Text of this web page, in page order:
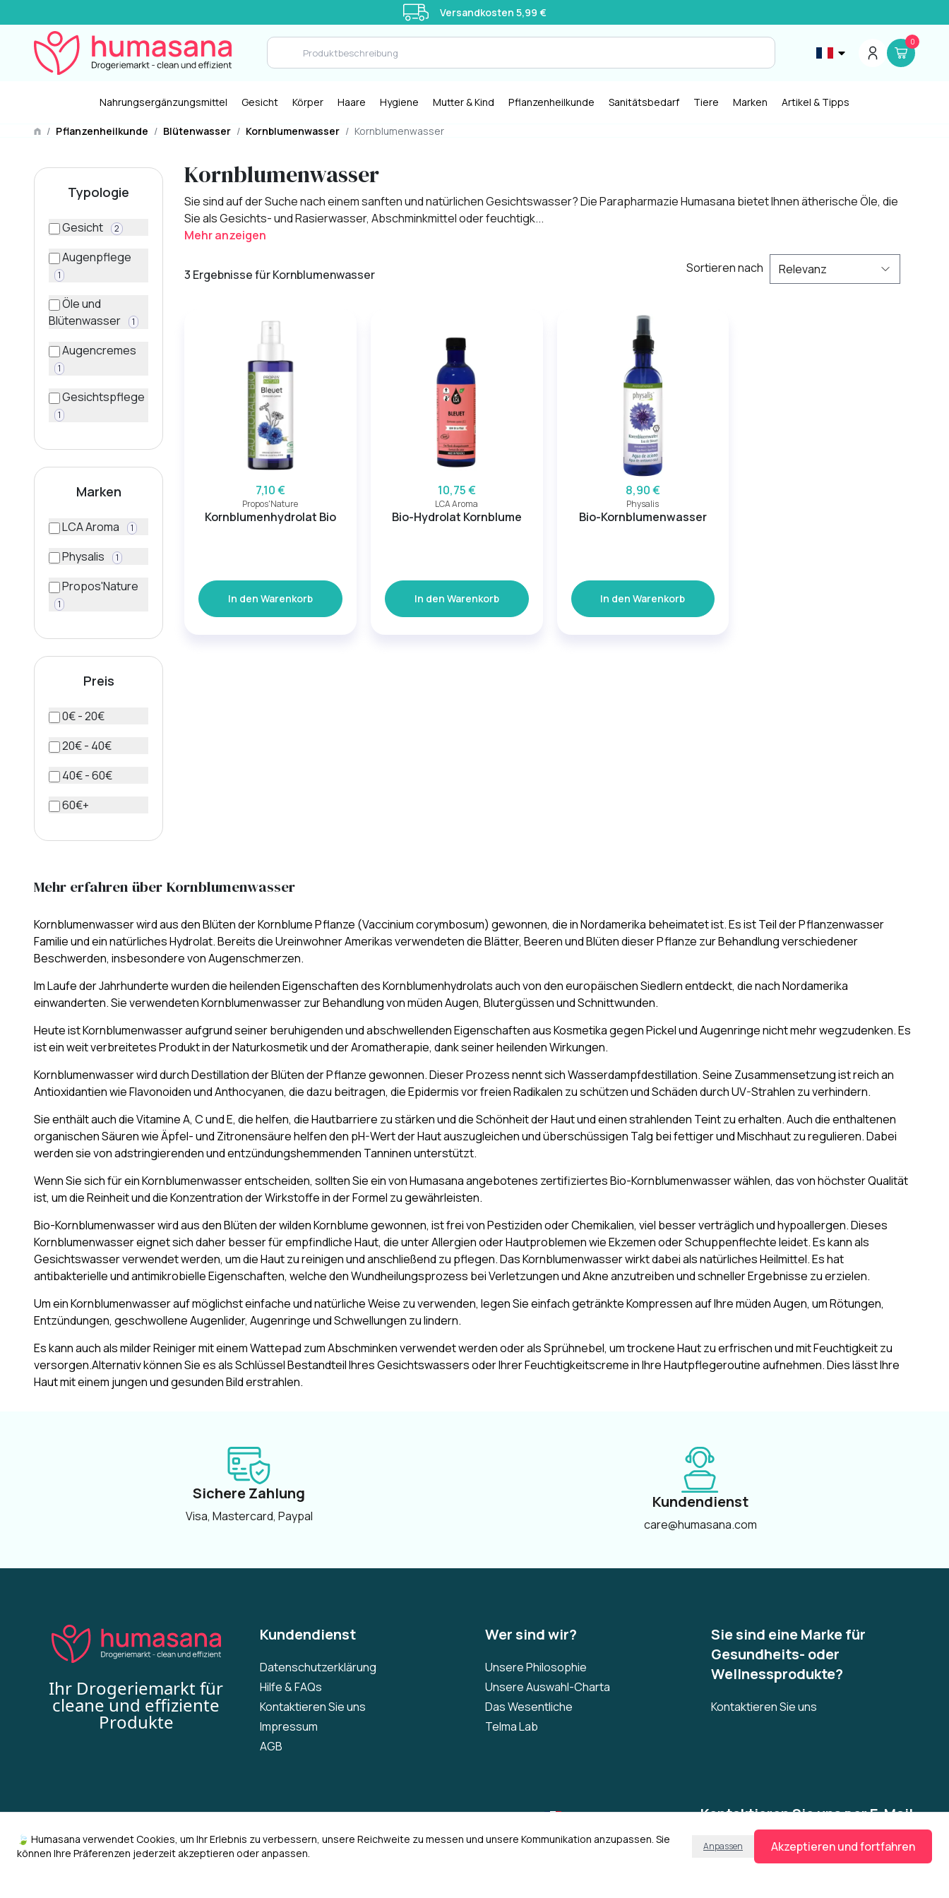
Versandkosten 5,99 €
0
Nahrungsergänzungsmittel Gesicht Körper Haare Hygiene Mutter & Kind Pflanzenheilkunde Sanitätsbedarf Tiere Marken Artikel & Tipps
/ Pflanzenheilkunde / Blütenwasser / Kornblumenwasser / Kornblumenwasser
Typologie
Gesicht 2
Augenpflege
1
Öle und
Blütenwasser
1
Augencremes
1
Gesichtspflege
1
Marken
LCA Aroma 1
Physalis 1
Propos'Nature
1
Preis
0€ - 20€
20€ - 40€
40€ - 60€
60€+
Kornblumenwasser
Sie sind auf der Suche nach einem sanften und natürlichen Gesichtswasser? Die Parapharmazie Humasana bietet Ihnen ätherische Öle, die
Sie als Gesichts- und Rasierwasser, Abschminkmittel oder feuchtigk...
Mehr anzeigen
3 Ergebnisse für Kornblumenwasser Sortieren nach
7,10 €
Propos'Nature
Kornblumenhydrolat Bio
In den Warenkorb
10,75 €
LCA Aroma
Bio-Hydrolat Kornblume
In den Warenkorb
8,90 €
Physalis
Bio-Kornblumenwasser
In den Warenkorb
Mehr erfahren über Kornblumenwasser
Kornblumenwasser wird aus den Blüten der Kornblume Pflanze (Vaccinium corymbosum) gewonnen, die in Nordamerika beheimatet ist. Es ist Teil der Pflanzenwasser
Familie und ein natürliches Hydrolat. Bereits die Ureinwohner Amerikas verwendeten die Blätter, Beeren und Blüten dieser Pflanze zur Behandlung verschiedener
Beschwerden, insbesondere von Augenschmerzen.
Im Laufe der Jahrhunderte wurden die heilenden Eigenschaften des Kornblumenhydrolats auch von den europäischen Siedlern entdeckt, die nach Nordamerika
einwanderten. Sie verwendeten Kornblumenwasser zur Behandlung von müden Augen, Blutergüssen und Schnittwunden.
Heute ist Kornblumenwasser aufgrund seiner beruhigenden und abschwellenden Eigenschaften aus Kosmetika gegen Pickel und Augenringe nicht mehr wegzudenken. Es
ist ein weit verbreitetes Produkt in der Naturkosmetik und der Aromatherapie, dank seiner heilenden Wirkungen.
Kornblumenwasser wird durch Destillation der Blüten der Pflanze gewonnen. Dieser Prozess nennt sich Wasserdampfdestillation. Seine Zusammensetzung ist reich an
Antioxidantien wie Flavonoiden und Anthocyanen, die dazu beitragen, die Epidermis vor freien Radikalen zu schützen und Schäden durch UV-Strahlen zu verhindern.
Sie enthält auch die Vitamine A, C und E, die helfen, die Hautbarriere zu stärken und die Schönheit der Haut und einen strahlenden Teint zu erhalten. Auch die enthaltenen
organischen Säuren wie Äpfel- und Zitronensäure helfen den pH-Wert der Haut auszugleichen und überschüssigen Talg bei fettiger und Mischhaut zu regulieren. Dabei
werden sie von adstringierenden und entzündungshemmenden Tanninen unterstützt.
Wenn Sie sich für ein Kornblumenwasser entscheiden, sollten Sie ein von Humasana angebotenes zertifiziertes Bio-Kornblumenwasser wählen, das von höchster Qualität
ist, um die Reinheit und die Konzentration der Wirkstoffe in der Formel zu gewährleisten.
Bio-Kornblumenwasser wird aus den Blüten der wilden Kornblume gewonnen, ist frei von Pestiziden oder Chemikalien, viel besser verträglich und hypoallergen. Dieses
Kornblumenwasser eignet sich daher besser für empfindliche Haut, die unter Allergien oder Hautproblemen wie Ekzemen oder Schuppenflechte leidet. Es kann als
Gesichtswasser verwendet werden, um die Haut zu reinigen und anschließend zu pflegen. Das Kornblumenwasser wirkt dabei als natürliches Heilmittel. Es hat
antibakterielle und antimikrobielle Eigenschaften, welche den Wundheilungsprozess bei Verletzungen und Akne anzutreiben und schneller Ergebnisse zu erzielen.
Um ein Kornblumenwasser auf möglichst einfache und natürliche Weise zu verwenden, legen Sie einfach getränkte Kompressen auf Ihre müden Augen, um Rötungen,
Entzündungen, geschwollene Augenlider, Augenringe und Schwellungen zu lindern.
Es kann auch als milder Reiniger mit einem Wattepad zum Abschminken verwendet werden oder als Sprühnebel, um trockene Haut zu erfrischen und mit Feuchtigkeit zu
versorgen.Alternativ können Sie es als Schlüssel Bestandteil Ihres Gesichtswassers oder Ihrer Feuchtigkeitscreme in Ihre Hautpflegeroutine aufnehmen. Dies lässt Ihre
Haut mit einem jungen und gesunden Bild erstrahlen.
Sichere Zahlung
Visa, Mastercard, Paypal
Kundendienst
care@humasana.com
Ihr Drogeriemarkt für
cleane und effiziente
Produkte
Kundendienst
Datenschutzerklärung
Hilfe & FAQs
Kontaktieren Sie uns
Impressum
AGB
Wer sind wir?
Unsere Philosophie
Unsere Auswahl-Charta
Das Wesentliche
Telma Lab
Sie sind eine Marke für
Gesundheits- oder
Wellnessprodukte?
Kontaktieren Sie uns
EUR
Kontaktieren Sie uns per E-Mail
care@humasana.com
🍃 Humasana verwendet Cookies, um Ihr Erlebnis zu verbessern, unsere Reichweite zu messen und unsere Kommunikation anzupassen. Sie
können Ihre Präferenzen jederzeit akzeptieren oder anpassen.
Anpassen Akzeptieren und fortfahren